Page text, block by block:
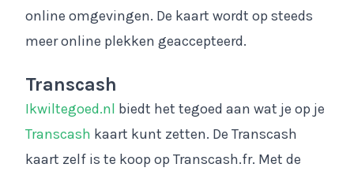
online omgevingen. De kaart wordt op steeds
meer online plekken geaccepteerd.
Transcash
Ikwiltegoed.nl biedt het tegoed aan wat je op je
Transcash kaart kunt zetten. De Transcash
kaart zelf is te koop op Transcash.fr. Met de